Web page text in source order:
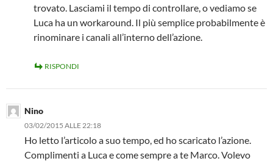
trovato. Lasciami il tempo di controllare, o vediamo se
Luca ha un workaround. Il più semplice probabilmente è
rinominare i canali all’interno dell’azione.
RISPONDI
Nino
03/02/2015 ALLE 22:18
Ho letto l’articolo a suo tempo, ed ho scaricato l’azione.
Complimenti a Luca e come sempre a te Marco. Volevo